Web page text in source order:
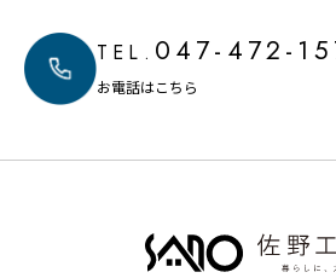
TEL. 047-472-
お電話はこちら